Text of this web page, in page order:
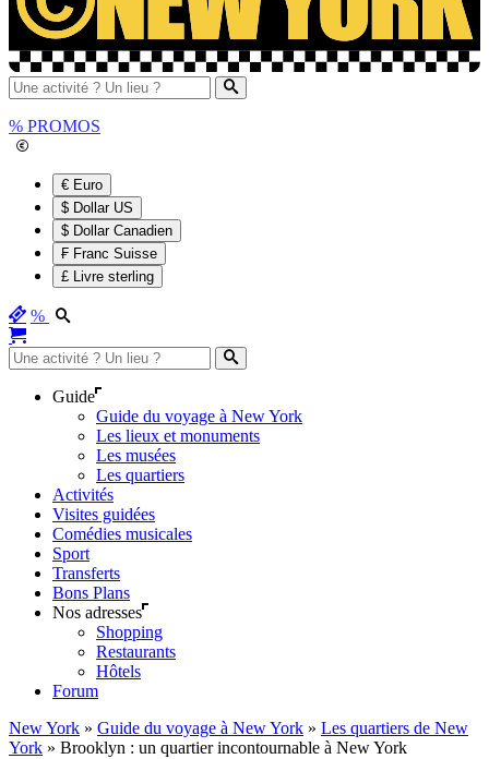
% PROMOS
€ Euro
$ Dollar US
$ Dollar Canadien
₣ Franc Suisse
£ Livre sterling
%
Guide
Guide du voyage à New York
Les lieux et monuments
Les musées
Les quartiers
Activités
Visites guidées
Comédies musicales
Sport
Transferts
Bons Plans
Nos adresses
Shopping
Restaurants
Hôtels
Forum
New York » Guide du voyage à New York » Les quartiers de New
York » Brooklyn : un quartier incontournable à New York